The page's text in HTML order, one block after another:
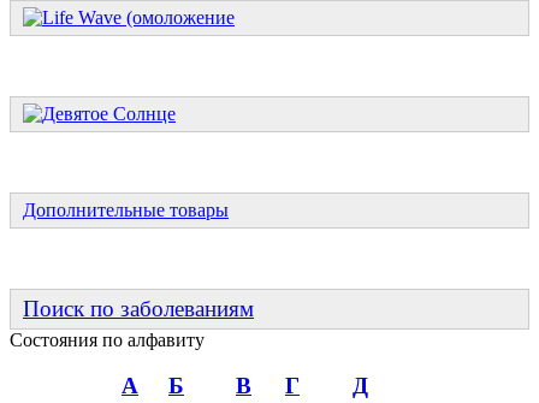
Дополнительные товары
Поиск по заболеваниям
Состояния по алфавиту
А Б В Г Д